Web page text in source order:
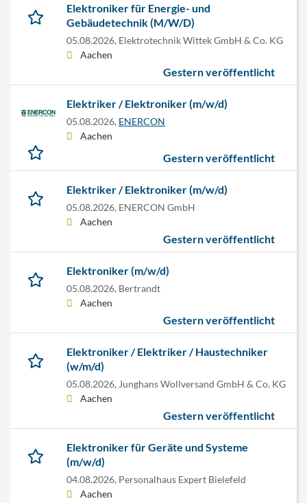
Elektroniker für Energie- und
Gebäudetechnik (M/W/D)
05.08.2026, Elektrotechnik Wittek GmbH & Co. KG
Aachen
Gestern veröffentlicht
Elektriker / Elektroniker (m/w/d)
05.08.2026, ENERCON
Aachen
Gestern veröffentlicht
Elektriker / Elektroniker (m/w/d)
05.08.2026, ENERCON GmbH
Aachen
Gestern veröffentlicht
Elektroniker (m/w/d)
05.08.2026, Bertrandt
Aachen
Gestern veröffentlicht
Elektroniker / Elektriker / Haustechniker
(w/m/d)
05.08.2026, Junghans Wollversand GmbH & Co. KG
Aachen
Gestern veröffentlicht
Elektroniker für Geräte und Systeme
(m/w/d)
04.08.2026, Personalhaus Expert Bielefeld
Aachen